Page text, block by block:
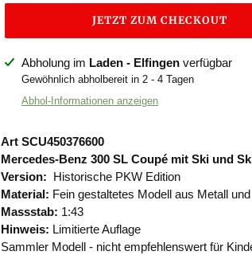
JETZT ZUM CHECKOUT
ProduktAbholung im Laden - Elfingen verfügbar
Gewöhnlich abholbereit in 2 - 4 Tagen
Abhol-Informationen anzeigen
Art SCU450376600
Mercedes-Benz 300 SL Coupé mit Ski und
Version: Historische PKW Edition
Material: Fein gestaltetes Modell aus Metall
Massstab: 1:43
Hinweis: Limitierte Auflage
Sammler Modell - nicht empfehlenswert für